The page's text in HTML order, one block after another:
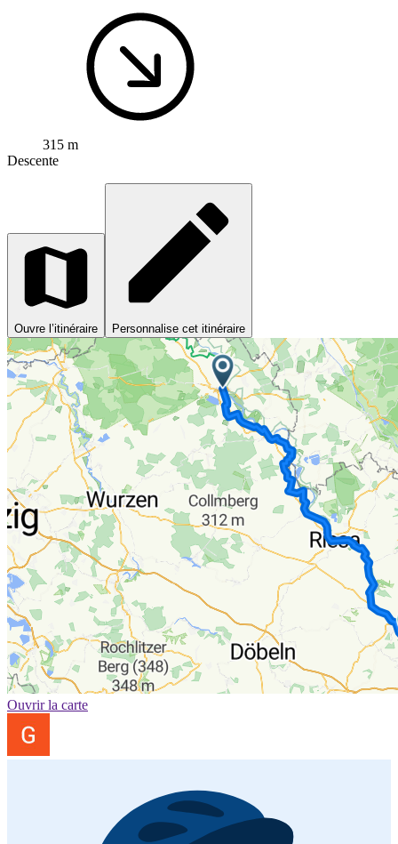
315 m
Descente
Ouvre l’itinéraire Personnalise cet itinéraire
Ouvrir la carte